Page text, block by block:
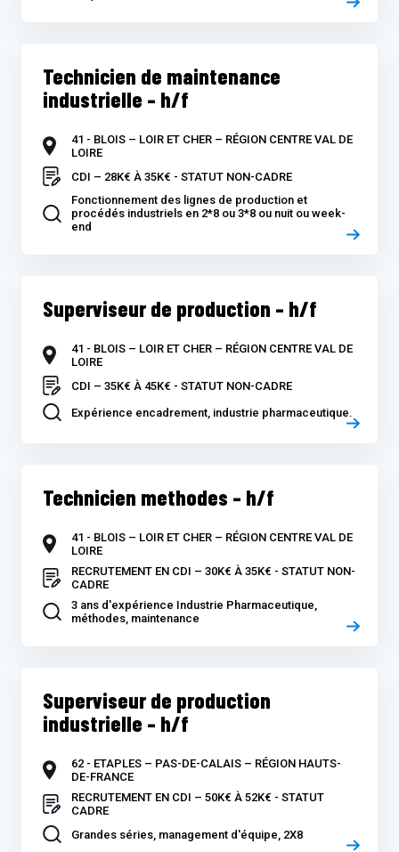
Technicien de maintenance
industrielle – h/f
41 - BLOIS – LOIR ET CHER – RÉGION CENTRE VAL DE
LOIRE
CDI – 28K€ À 35K€ - STATUT NON-CADRE
Fonctionnement des lignes de production et
procédés industriels en 2*8 ou 3*8 ou nuit ou week-
end
Superviseur de production – h/f
41 - BLOIS – LOIR ET CHER – RÉGION CENTRE VAL DE
LOIRE
CDI – 35K€ À 45K€ - STATUT NON-CADRE
Expérience encadrement, industrie pharmaceutique.
Technicien methodes – h/f
41 - BLOIS – LOIR ET CHER – RÉGION CENTRE VAL DE
LOIRE
RECRUTEMENT EN CDI – 30K€ À 35K€ - STATUT NON-
CADRE
3 ans d'expérience Industrie Pharmaceutique,
méthodes, maintenance
Superviseur de production
industrielle – h/f
62 - ETAPLES – PAS-DE-CALAIS – RÉGION HAUTS-
DE-FRANCE
RECRUTEMENT EN CDI – 50K€ À 52K€ - STATUT
CADRE
Grandes séries, management d'équipe, 2X8